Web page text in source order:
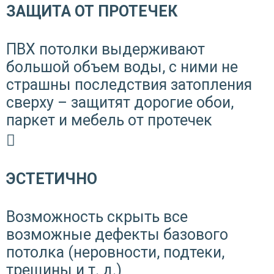
ЗАЩИТА ОТ ПРОТЕЧЕК
ПВХ потолки выдерживают
большой объем воды, с ними не
страшны последствия затопления
сверху – защитят дорогие обои,
паркет и мебель от протечек
ЭСТЕТИЧНО
Возможность скрыть все
возможные дефекты базового
потолка (неровности, подтеки,
трещины и т. д.)